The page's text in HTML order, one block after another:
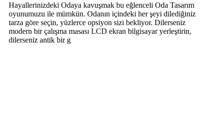
Hayallerinizdeki Odaya kavuşmak bu eğlenceli Oda Tasarım
oyunumuzu ile mümkün. Odanın içindeki her şeyi dilediğiniz
tarza göre seçin, yüzlerce opsiyon sizi bekliyor. Dilerseniz
modern bir çalışma masası LCD ekran bilgisayar yerleştirin,
dilerseniz antik bir g